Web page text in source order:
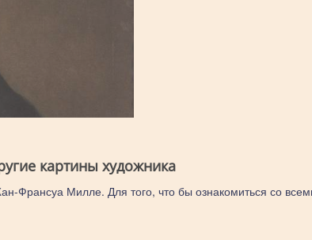
картины художника
Франсуа Милле. Для того, что бы ознакомиться со